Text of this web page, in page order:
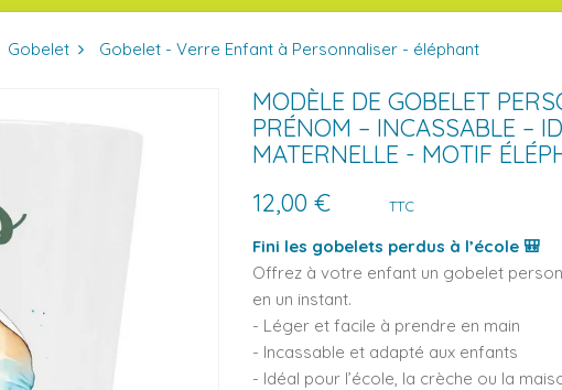
Gobelet Gobelet - Verre Enfant à Personnaliser - éléphant
MODÈLE DE GOBELET
PRÉNOM – INCASSABLE –
MATERNELLE - MOTIF
12,00 €
TTC
Fini les gobelets perdus à l’école 🎒
Offrez à votre enfant un gobelet
en un instant.
- Léger et facile à prendre en main
- Incassable et adapté aux enfants
- Idéal pour l’école, la crèche ou la